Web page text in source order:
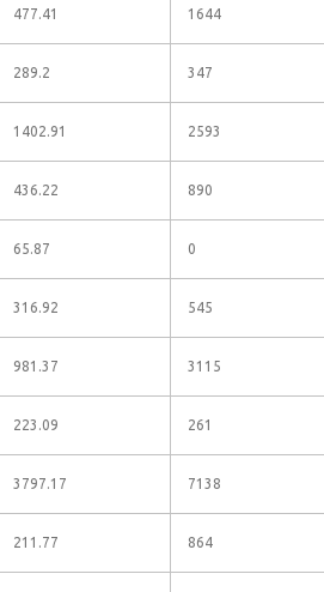
477.41 1644
289.2 347
1402.91 2593
436.22 890
65.87 0
316.92 545
981.37 3115
223.09 261
3797.17 7138
211.77 864